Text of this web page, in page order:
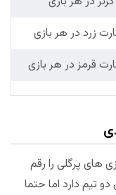
های پرگلی را رقم
تیم دارد اما حتما